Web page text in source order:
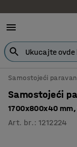
Samostojeći
Samostojeći
1700x800x40
Art. br. :1212224